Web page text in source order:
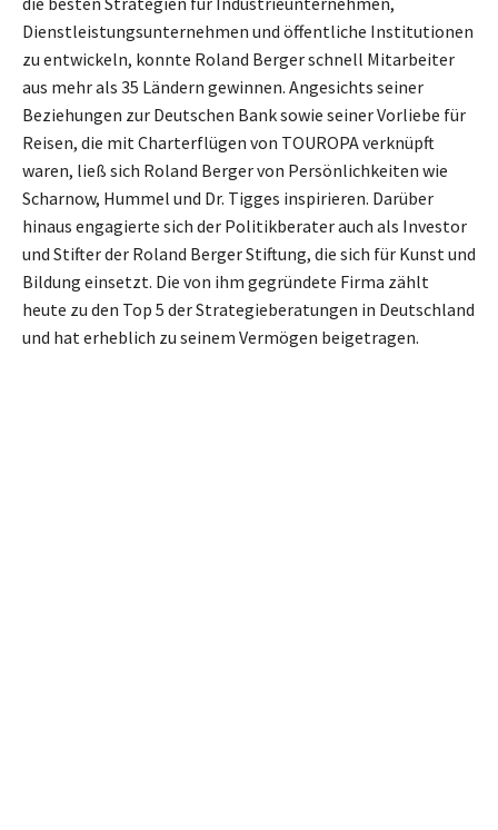
Dienstleistungsunternehmen und öffentliche Institutionen
zu entwickeln, konnte Roland Berger schnell Mitarbeiter
aus mehr als 35 Ländern gewinnen. Angesichts seiner
Beziehungen zur Deutschen Bank sowie seiner Vorliebe für
Reisen, die mit Charterflügen von TOUROPA verknüpft
waren, ließ sich Roland Berger von Persönlichkeiten wie
Scharnow, Hummel und Dr. Tigges inspirieren. Darüber
hinaus engagierte sich der Politikberater auch als Investor
und Stifter der Roland Berger Stiftung, die sich für Kunst und
Bildung einsetzt. Die von ihm gegründete Firma zählt
heute zu den Top 5 der Strategieberatungen in Deutschland
und hat erheblich zu seinem Vermögen beigetragen.